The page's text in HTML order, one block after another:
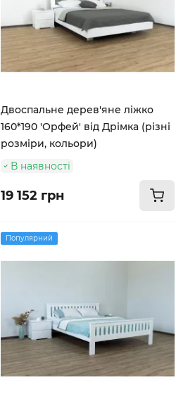
Двоспальне дерев'яне ліжко
160*190 'Орфей' від Дрімка (різні
розміри, кольори)
В наявності
19 152 грн
Популярний